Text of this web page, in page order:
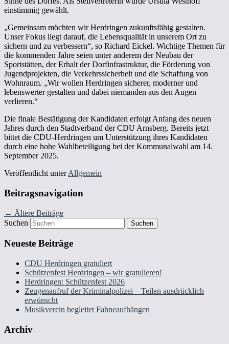
einstimmig gewählt.
„Gemeinsam möchten wir Herdringen zukunftsfähig gestalten.
Unser Fokus liegt darauf, die Lebensqualität in unserem Ort zu
sichern und zu verbessern“, so Richard Eickel. Wichtige Themen für
die kommenden Jahre seien unter anderem der Neubau der
Sportstätten, der Erhalt der Dorfinfrastruktur, die Förderung von
Jugendprojekten, die Verkehrssicherheit und die Schaffung von
Wohnraum. „Wir wollen Herdringen sicherer, moderner und
lebenswerter gestalten und dabei niemanden aus den Augen
verlieren.“
Die finale Bestätigung der Kandidaten erfolgt Anfang des neuen
Jahres durch den Stadtverband der CDU Arnsberg. Bereits jetzt
bittet die CDU-Herdringen um Unterstützung ihres Kandidaten
durch eine hohe Wahlbeteiligung bei der Kommunalwahl am 14.
September 2025.
Veröffentlicht unter Allgemein
Beitragsnavigation
← Ältere Beiträge
Suchen
Neueste Beiträge
CDU Herdringen gratuliert
Schützenfest Herdringen – wir gratulieren!
Herdringen: Schützenfest 2026
Zeugenaufruf der Kriminalpolizei – Teilen ausdrücklich
erwünscht
Musikverein begleitet Fahneaufhängen
Archiv